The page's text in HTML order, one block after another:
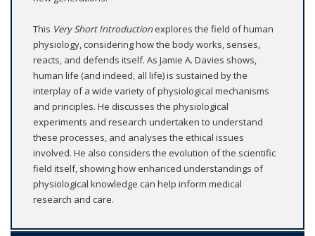
This Very Short Introductionexplores the field of human
physiology, considering how the body works, senses,
reacts, and defends itself. As Jamie A. Davies shows,
human life (and indeed, all life) is sustained by the
interplay of a wide variety of physiological mechanisms
and principles. He discusses the physiological
experiments and research undertaken to understand
these processes, and analyses the ethical issues
involved. He also considers the evolution of the scientific
field itself, showing how enhanced understandings of
physiological knowledge can help inform medical
research and care.